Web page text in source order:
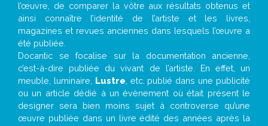
l’œuvre, de comparer la vôtre aux résultats obtenus et
ainsi connaître l’identité de l’artiste et les livres,
magazines et revues anciennes dans lesquels l’œuvre a
été publiée.
Docantic se focalise sur la documentation ancienne,
c’est-à-dire publiée du vivant de l’artiste. En effet, un
meuble, luminaire, Lustre , etc. publié dans une publicité
ou un article dédié à un évènement où était présent le
designer sera bien moins sujet à controverse qu’une
œuvre publiée dans un livre édité des années après la